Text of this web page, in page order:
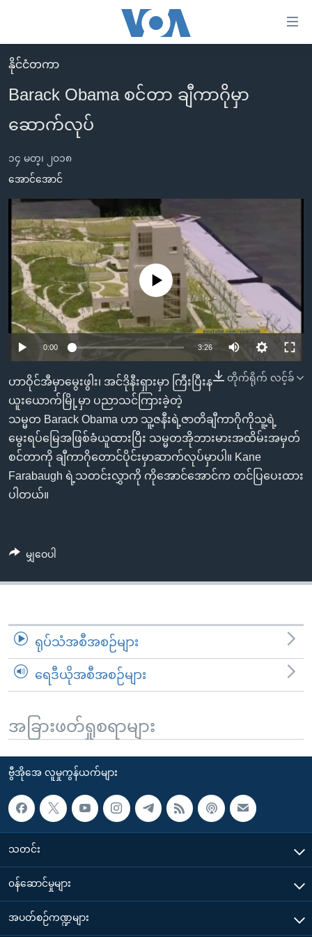
လွယ်ကူ
စေ
များ
ပင်မ
အကြောင်းအရာ
သို့
ကျော်
ကြည့်
ရန်
ပင်မ
ညွန်း
စာမျက်နှာ
ကြည့်
ရှာဖွေ
နေရာ
မူလစာမျက်နှာ
မြန်မာ
ကမ္ဘာ့သတင်းများ
အမေရိကန်
တရုတ်
အစ္စရေး-ပါလက်စတိုင်း
သတင်းလွတ်လပ်ခွင့်
ရပ်ဝန်းတခု လမ်းတခု အလွန်
အင်္ဂလိပ်စာလေ့လာမယ်
အမေရိကန်သုံးအီဒီယံ
မကြေးမုံရဲ့ အင်္ဂလိပ်စာ
ရုပ်ရှင်ထဲက အင်္ဂလိပ်စာ
သုတပဒေသာ အင်္ဂလိပ်စာ
အပတ်စဉ်ကဏ္ဍများ
ရေဒီယို
တီဗွီ
ရေဒီယိုနှင့်ရုပ်သံ အချက်အလက်များ
ရေဒီယို/တီဗွီအစီအစဉ်
Learning English
ဗွီအိုအေ လူမှုကွန်ယက်များ
ဘာသာစကားများ
နိုင်ငံတကာ
Barack Obama စင်တာ ချီကာဂိုမှာ
ဆောက်လုပ်
၁၄ မတ္၊ ၂၀၁၈
အောင်အောင်
No media source currently available
0:00 3:26
တိုက်ရိုက် လင့်ခ်
ဟာဝိုင်အီမှာမွေးဖွါး၊ အင်ဒိုနီးရှားမှာ ကြီးပြီးန
ယူးယောက်မြို့မှာ ပညာသင်ကြားခဲ့တဲ့
သမ္မတ Barack Obama ဟာ သူ့ဇနီးရဲ့ဇာတိချီကာဂိုကိုသူ့ရဲ့
မွေးရပ်မြေအဖြစ်ခံယူထားပြီး သမ္မတအိုဘားမားအထိမ်းအမှတ်
စင်တာကို ချီကာဂိုတောင်ပိုင်းမှာဆာက်လုပ်မှာပါ။ Kane
Farabaugh ရဲ့သတင်းလွှာကို ကိုအောင်အောင်က တင်ပြပေးထား
ပါတယ်။
မျှဝေပါ
ရုပ်သံအစီအစဉ်များ
ရေဒီယိုအစီအစဉ်များ
အခြားဖတ်ရှုစရာများ
ဗွီအိုအေ လူမှုကွန်ယက်များ
သတင်း
၀န်ဆောင်မှုများ
အပတ်စဉ်ကဏ္ဍများ